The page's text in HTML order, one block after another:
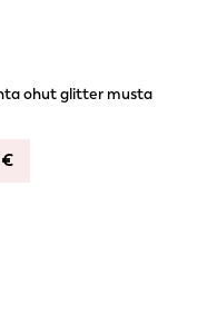
ohut glitter musta
€